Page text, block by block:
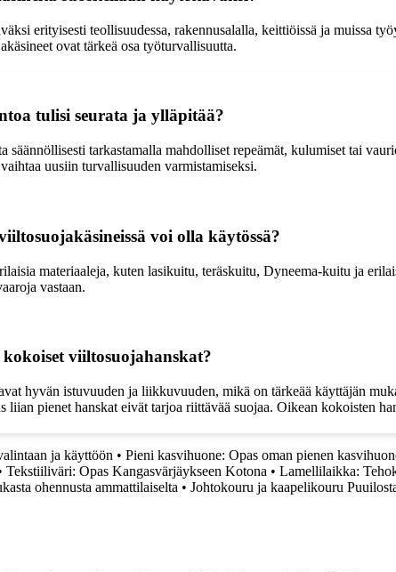
erityisesti teollisuudessa, rakennusalalla, keittiöissä ja muissa
ovat tärkeä osa työturvallisuutta.
tulisi seurata ja ylläpitää?
säännöllisesti tarkastamalla mahdolliset repeämät, kulumiset tai
uusiin turvallisuuden varmistamiseksi.
voi olla käytössä?
materiaaleja, kuten lasikuitu, teräskuitu, Dyneema-kuitu ja
vastaan.
viiltosuojahanskat?
hyvän istuvuuden ja liikkuvuuden, mikä on tärkeää käyttäjän
liian pienet hanskat eivät tarjoa riittävää suojaa. Oikean kokoisten
ja käyttöön • Pieni kasvihuone: Opas oman pienen
Tekstiiliväri: Opas Kangasvärjäykseen Kotona • Lamellilaikka:
ohennusta ammattilaiselta • Johtokouru ja kaapelikouru